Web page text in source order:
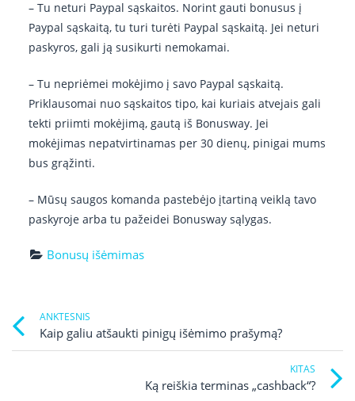
– Tu neturi Paypal sąskaitos. Norint gauti bonusus į
Paypal sąskaitą, tu turi turėti Paypal sąskaitą. Jei neturi
paskyros, gali ją susikurti nemokamai.
– Tu nepriėmei mokėjimo į savo Paypal sąskaitą.
Priklausomai nuo sąskaitos tipo, kai kuriais atvejais gali
tekti priimti mokėjimą, gautą iš Bonusway. Jei
mokėjimas nepatvirtinamas per 30 dienų, pinigai mums
bus grąžinti.
– Mūsų saugos komanda pastebėjo įtartiną veiklą tavo
paskyroje arba tu pažeidei Bonusway sąlygas.
Bonusų išėmimas
Post
navigation
ANKTESNIS
Kaip galiu atšaukti pinigų išėmimo prašymą?
link
KITAS
Ką reiškia terminas „cashback“?